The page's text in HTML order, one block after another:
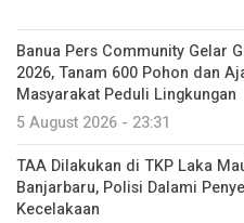
Banua Pers Community Gelar
2026, Tanam 600 Pohon dan
Masyarakat Peduli Lingkungan
5 August 2026 - 23:31
TAA Dilakukan di TKP Laka
Banjarbaru, Polisi Dalami
Kecelakaan